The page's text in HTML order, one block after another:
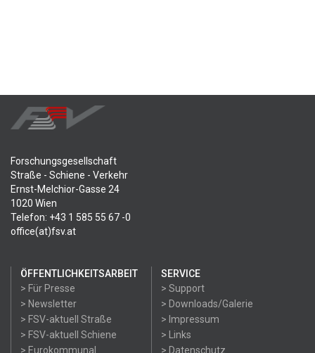
Forschungsgesellschaft
Straße - Schiene - Verkehr
Ernst-Melchior-Gasse 24
1020 Wien
Telefon: +43 1 585 55 67 -0
office(at)fsv.at
ÖFFENTLICHKEITSARBEIT
> Für Presse
> Newsletter
> FSV-aktuell Straße
> FSV-aktuell Schiene
> Eurokommunal
SERVICE
> Support
> Downloads/Galerie
> Impressum
> Links
> Datenschutz